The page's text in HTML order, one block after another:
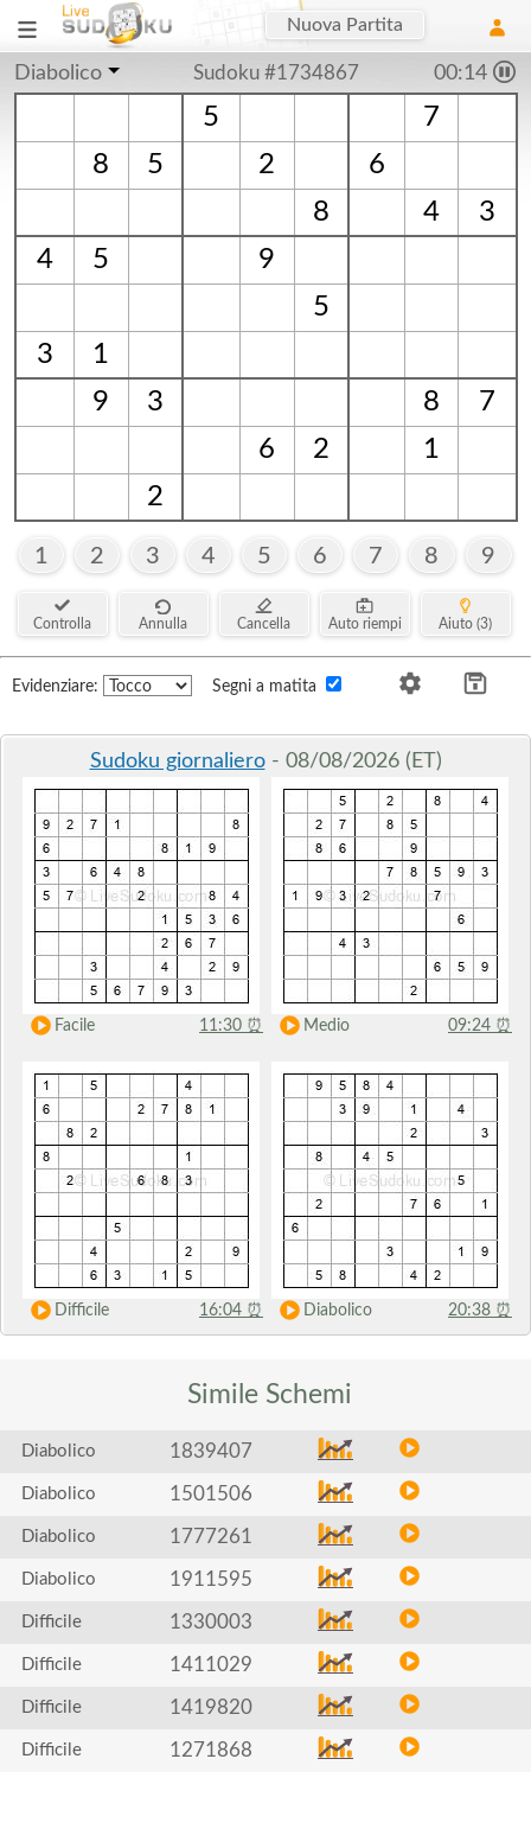
Nuova Partita
Diabolico Sudoku #1734867 00:15
5
7
8
5 2
6
8
4
3
4
5
9
5
3
1
9
3 8
7
6
2
1
2
1 2 3 4 5 6 7 8 9
Controlla Annulla Cancella Auto riempi Aiuto (3)
Evidenziare: Segni a matita
Sudoku giornaliero- 08/08/2026 (ET)
Facile 11:30 ⏰ Medio 09:24 ⏰
Difficile 16:04 ⏰ Diabolico 20:38 ⏰
Simile Schemi
Diabolico 1839407
Diabolico 1501506
Diabolico 1777261
Diabolico 1911595
Difficile 1330003
Difficile 1411029
Difficile 1419820
Difficile 1271868